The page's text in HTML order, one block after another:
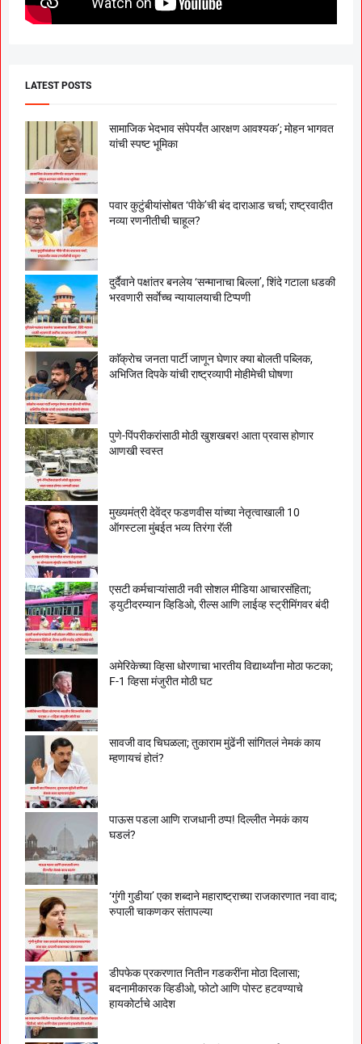
LATEST POSTS
सामाजिक भेदभाव संपेपर्यंत आरक्षण आवश्यक’; मोहन भागवत
यांची स्पष्ट भूमिका
पवार कुटुंबीयांसोबत ‘पीके’ची बंद दाराआड चर्चा; राष्ट्रवादीत
नव्या रणनीतीची चाहूल?
दुर्दैवाने पक्षांतर बनलेय ‘सन्मानाचा बिल्ला’, शिंदे गटाला धडकी
भरवणारी सर्वाेच्च न्यायालयाची टिप्पणी
काॅक्राेच जनता पार्टी जाणून घेणार क्या बाेलती पब्लिक,
अभिजित दिपके यांची राष्ट्रव्यापी माेहीमेची घाेषणा
पुणे-पिंपरीकरांसाठी मोठी खुशखबर! आता प्रवास होणार
आणखी स्वस्त
मुख्यमंत्री देवेंद्र फडणवीस यांच्या नेतृत्वाखाली 10
ऑगस्टला मुंबईत भव्य तिरंगा रॅली
एसटी कर्मचाऱ्यांसाठी नवी सोशल मीडिया आचारसंहिता;
ड्युटीदरम्यान व्हिडिओ, रील्स आणि लाईव्ह स्ट्रीमिंगवर बंदी
अमेरिकेच्या व्हिसा धोरणाचा भारतीय विद्यार्थ्यांना मोठा फटका;
F-1 व्हिसा मंजुरीत मोठी घट
सावजी वाद चिघळला; तुकाराम मुंढेंनी सांगितलं नेमकं काय
म्हणायचं होतं?
पाऊस पडला आणि राजधानी ठप्प! दिल्लीत नेमकं काय
घडलं?
‘गुंगी गुडीया’ एका शब्दाने महाराष्ट्राच्या राजकारणात नवा वाद;
रुपाली चाकणकर संतापल्या
डीपफेक प्रकरणात नितीन गडकरींना मोठा दिलासा;
बदनामीकारक व्हिडीओ, फोटो आणि पोस्ट हटवण्याचे
हायकोर्टाचे आदेश